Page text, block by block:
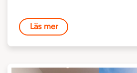
Läs mer